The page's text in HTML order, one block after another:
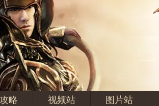
攻略 视频站 图片站